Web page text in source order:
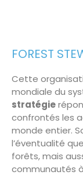
FOREST
Cette
mondiale du
stratégie
confrontés les
monde entier.
l’éventualité
forêts, mais
communautés